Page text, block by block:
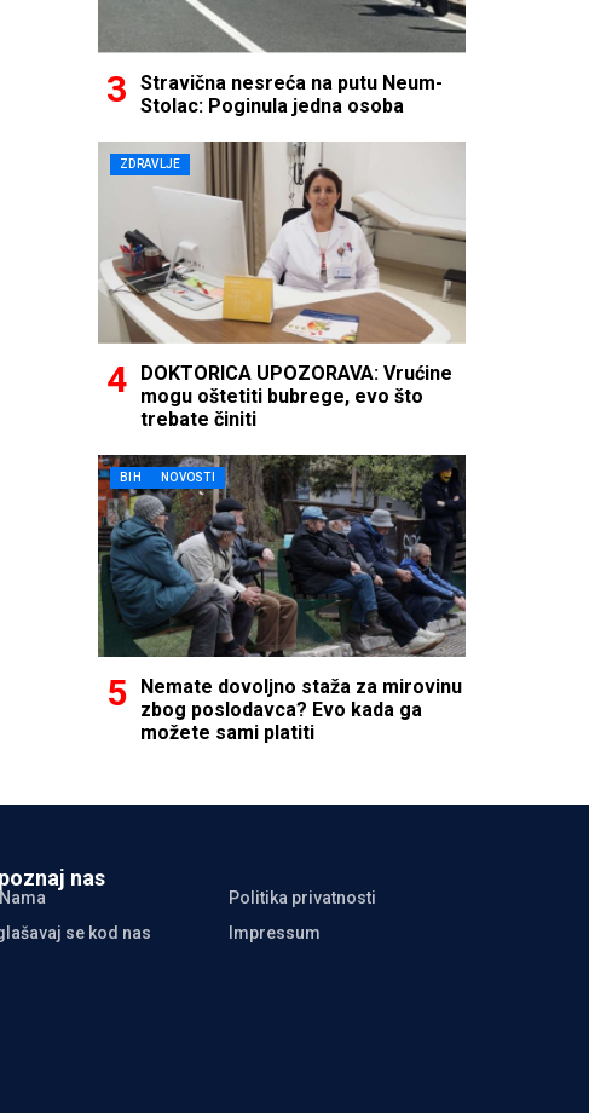
Stravična nesreća na putu Neum-
Stolac: Poginula jedna osoba
ZDRAVLJE
DOKTORICA UPOZORAVA: Vrućine
mogu oštetiti bubrege, evo što
trebate činiti
BIH NOVOSTI
Nemate dovoljno staža za mirovinu
zbog poslodavca? Evo kada ga
možete sami platiti
nas
Politika privatnosti
se kod nas
Impressum